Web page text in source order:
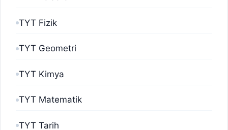
TYT Fizik
TYT Geometri
TYT Kimya
TYT Matematik
TYT Tarih